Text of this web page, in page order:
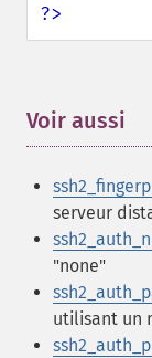
?>
Voir aussi
serveur
"none"
utilisant un